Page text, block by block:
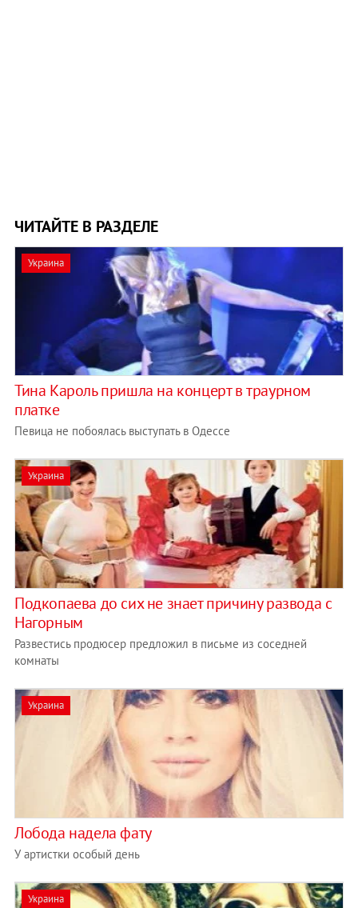
ЧИТАЙТЕ В РАЗДЕЛЕ
Украина
Тина Кароль пришла на концерт в траурном
платке
Певица не побоялась выступать в Одессе
Украина
Подкопаева до сих не знает причину развода с
Нагорным
Развестись продюсер предложил в письме из соседней
комнаты
Украина
Лобода надела фату
У артистки особый день
Украина